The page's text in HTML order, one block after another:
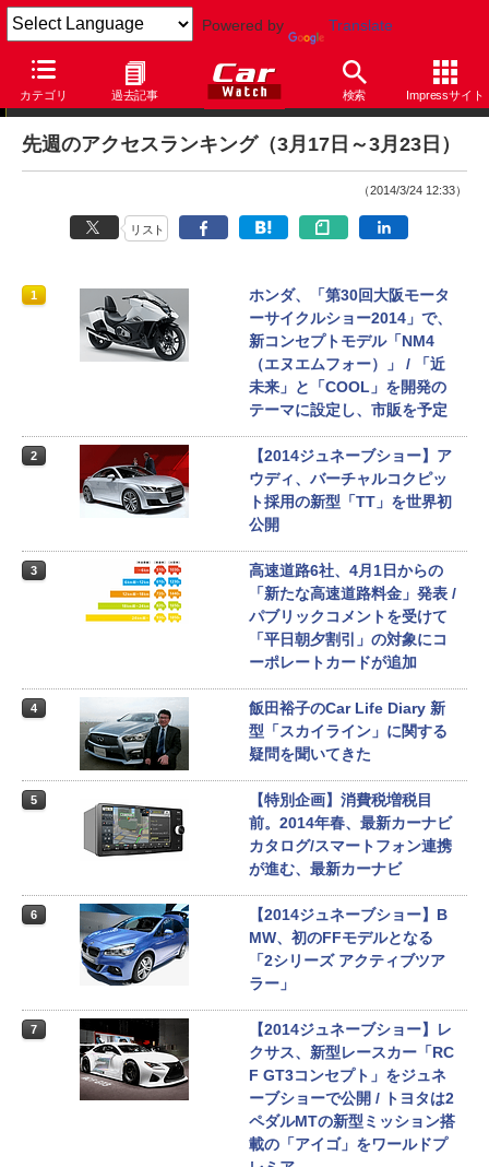
Powered by Translate
カテゴリ 過去記事 検索 Impressサイト
アクセスランキング
先週のアクセスランキング（3月17日～3月23日）
（2014/3/24 12:33）
リスト
1
ホンダ、「第30回大阪モータ
ーサイクルショー2014」で、
新コンセプトモデル「NM4
（エヌエムフォー）」 / 「近
未来」と「COOL」を開発の
テーマに設定し、市販を予定
2
【2014ジュネーブショー】ア
ウディ、バーチャルコクピッ
ト採用の新型「TT」を世界初
公開
3
高速道路6社、4月1日からの
「新たな高速道路料金」発表 /
パブリックコメントを受けて
「平日朝夕割引」の対象にコ
ーポレートカードが追加
4
飯田裕子のCar Life Diary 新
型「スカイライン」に関する
疑問を聞いてきた
5
【特別企画】消費税増税目
前。2014年春、最新カーナビ
カタログ/スマートフォン連携
が進む、最新カーナビ
6
【2014ジュネーブショー】B
MW、初のFFモデルとなる
「2シリーズ アクティブツア
ラー」
7
【2014ジュネーブショー】レ
クサス、新型レースカー「RC
F GT3コンセプト」をジュネ
ーブショーで公開 / トヨタは2
ペダルMTの新型ミッション搭
載の「アイゴ」をワールドプ